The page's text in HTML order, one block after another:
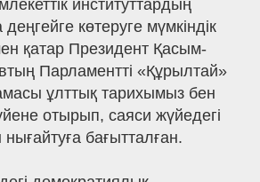
институттардың
көтеруге мүмкіндік
қатар Президент Қасым-
Парламентті «Құрылтай»
ұлттық тарихымыз бен
отырып, саяси жүйедегі
бағытталған.